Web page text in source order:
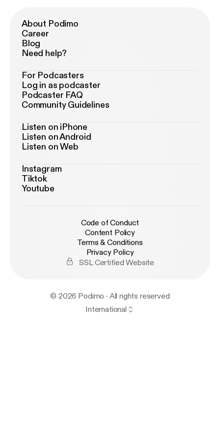
About Podimo
Career
Blog
Need help?
For Podcasters
Log in as podcaster
Podcaster FAQ
Community Guidelines
Listen on iPhone
Listen on Android
Listen on Web
Instagram
Tiktok
Youtube
Code of Conduct
Content Policy
Terms & Conditions
Privacy Policy
SSL Certified Website
© 2026 Podimo · All rights reserved
International